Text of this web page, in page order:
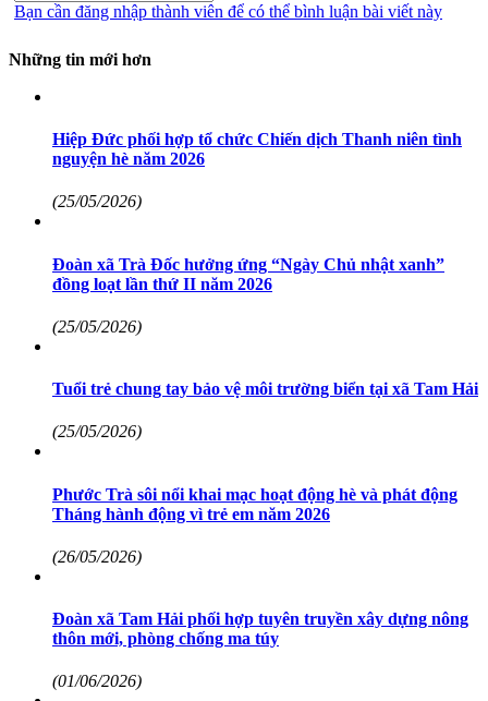
Bạn cần đăng nhập thành viên để có thể bình luận bài viết này
Những tin mới hơn
Hiệp Đức phối hợp tổ chức Chiến dịch Thanh niên tình
nguyện hè năm 2026
(25/05/2026)
Đoàn xã Trà Đốc hưởng ứng “Ngày Chủ nhật xanh”
đồng loạt lần thứ II năm 2026
(25/05/2026)
Tuổi trẻ chung tay bảo vệ môi trường biển tại xã Tam Hải
(25/05/2026)
Phước Trà sôi nổi khai mạc hoạt động hè và phát động
Tháng hành động vì trẻ em năm 2026
(26/05/2026)
Đoàn xã Tam Hải phối hợp tuyên truyền xây dựng nông
thôn mới, phòng chống ma túy
(01/06/2026)